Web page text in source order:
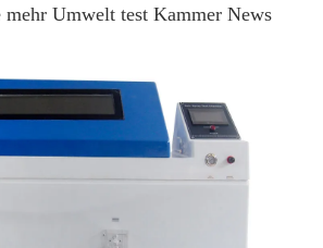
mehr Umwelt test Kammer News